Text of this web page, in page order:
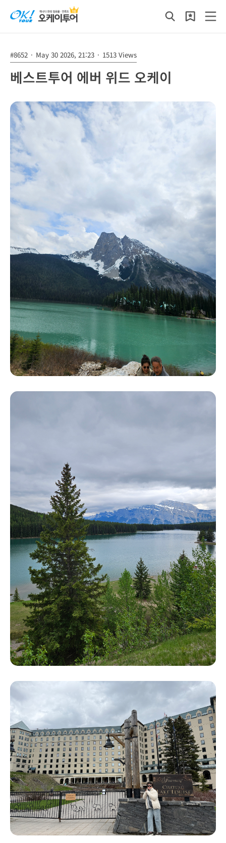
#8652 · May 30 2026, 21:23 · 1513 Views
베스트투어 에버 위드 오케이